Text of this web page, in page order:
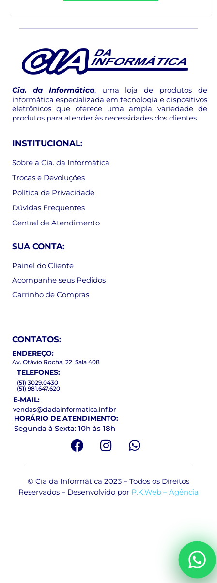
Cia. da Informática, uma loja de produtos de
informática especializada em tecnologia e dispositivos
eletrônicos que oferece uma ampla variedade de
produtos para atender às necessidades dos clientes.
INSTITUCIONAL:
Sobre a Cia. da Informática
Trocas e Devoluções
Política de Privacidade
Dúvidas Frequentes
Central de Atendimento
SUA CONTA:
Painel do Cliente
Acompanhe seus Pedidos
Carrinho de Compras
CONTATOS:
ENDEREÇO:
Av. Otávio Rocha, 22 Sala 408
TELEFONES:
(51) 3029.0430
(51) 981.647.620
E-MAIL:
vendas@ciadainformatica.inf.br
HORÁRIO DE ATENDIMENTO:
Segunda à Sexta: 10h às 18h
© Cia da Informática 2023 – Todos os Direitos
Reservados – Desenvolvido por P.K.Web – Agência